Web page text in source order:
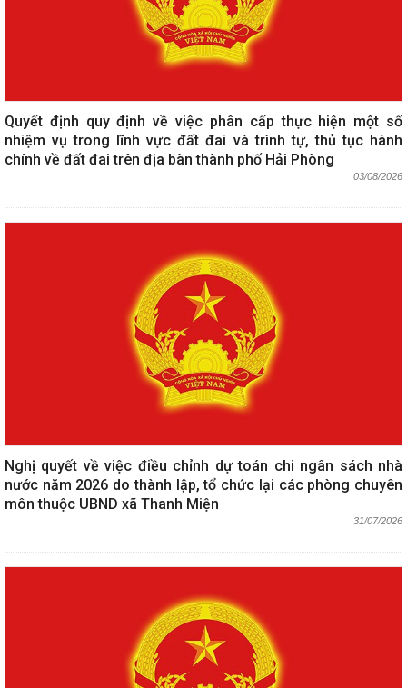
Quyết định quy định về việc phân cấp thực hiện một số
nhiệm vụ trong lĩnh vực đất đai và trình tự, thủ tục hành
chính về đất đai trên địa bàn thành phố Hải Phòng
03/08/2026
Nghị quyết về việc điều chỉnh dự toán chi ngân sách nhà
nước năm 2026 do thành lập, tổ chức lại các phòng chuyên
môn thuộc UBND xã Thanh Miện
31/07/2026